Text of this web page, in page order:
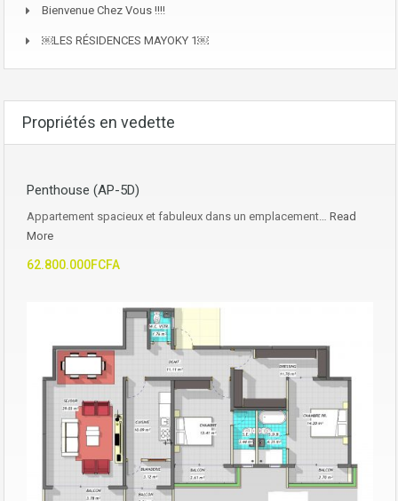
Bienvenue Chez Vous !!!!
￼LES RÉSIDENCES MAYOKY 1￼
Propriétés en vedette
Penthouse (AP-5D)
Appartement spacieux et fabuleux dans un emplacement… Read
More
62.800.000FCFA